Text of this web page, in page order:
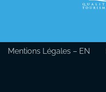
Mentions Légales – EN